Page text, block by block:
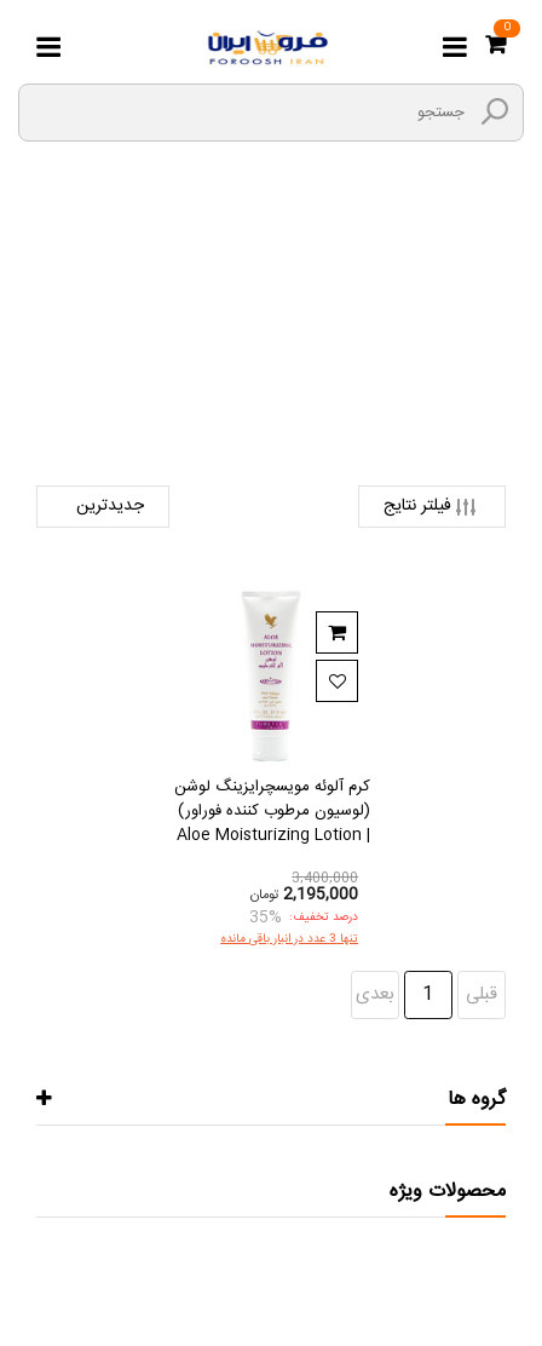
0
فیلتر نتایج
کرم آلوئه مویسچرایزینگ لوشن
(لوسیون مرطوب کننده فوراور)
| Aloe Moisturizing Lotion
3,400,000
2,195,000 تومان
درصد تخفیف: 35%
تنها 3 عدد در انبار باقی مانده
قبلی 1 بعدی
گروه ها
محصولات ویژه